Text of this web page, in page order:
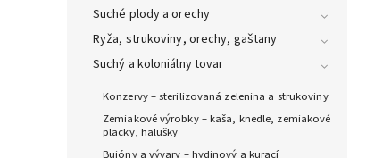
Suché plody a orechy
Ryža, strukoviny, orechy, gaštany
Suchý a koloniálny tovar
Konzervy – sterilizovaná zelenina a strukoviny
Zemiakové výrobky – kaša, knedle, zemiakové
placky, halušky
Bujóny a vývary – hydinový a kurací